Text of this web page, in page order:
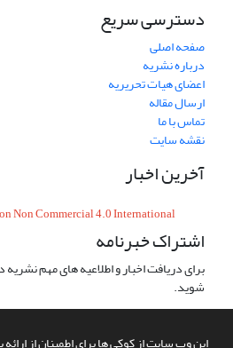
این وب سایت از کوکی ها برای اطمینان از ارائه
دسترسی سریع
صفحه اصلی
درباره نشریه
اعضای هیات تحریریه
ارسال مقاله
تماس با ما
نقشه سایت
آخرین اخبار
Non Commercial 4.0 International
اشتراک خبرنامه
برای دریافت اخبار و اطلاعیه های مهم
شوید.